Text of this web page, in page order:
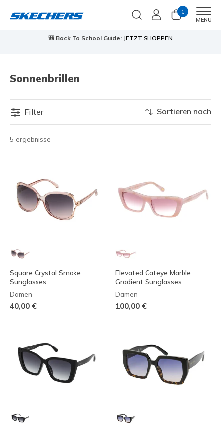
0
MENU
🎒 Back To School Guide: JETZT SHOPPEN
Sonnenbrillen
Filter
5 ergebnisse
Sortieren nach
Square Crystal Smoke
Sunglasses
Damen
40,00 €
Elevated Cateye Marble
Gradient Sunglasses
Damen
100,00 €